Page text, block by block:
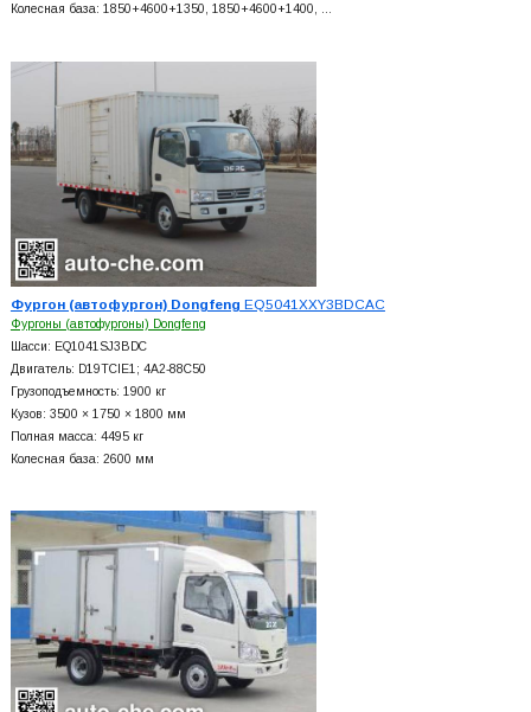
Колесная база: 1850+4600+1350, 1850+4600+1400, …
Фургон (автофургон) Dongfeng EQ5041XXY3BDCAC
Фургоны (автофургоны) Dongfeng
Шасси: EQ1041SJ3BDC
Двигатель: D19TCIE1; 4A2-88C50
Грузоподъемность: 1900 кг
Кузов: 3500 × 1750 × 1800 мм
Полная масса: 4495 кг
Колесная база: 2600 мм